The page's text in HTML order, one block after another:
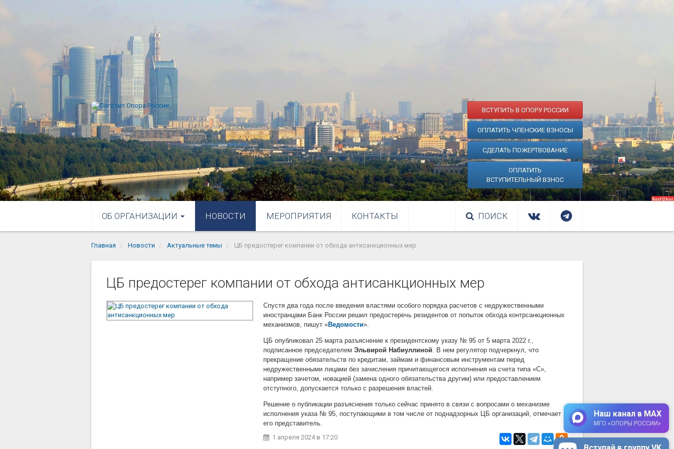
ВСТУПИТЬ В ОПОРУ РОССИИ
ОПЛАТИТЬ ЧЛЕНСКИЕ ВЗНОСЫ
СДЕЛАТЬ ПОЖЕРТВОВАНИЕ
ОПЛАТИТЬ
ВСТУПИТЕЛЬНЫЙ ВЗНОС
ОБ ОРГАНИЗАЦИИ НОВОСТИ МЕРОПРИЯТИЯ КОНТАКТЫ ПОИСК
Главная Новости Актуальные темы ЦБ предостерег компании от обхода антисанкционных мер
ЦБ предостерег компании от обхода антисанкционных мер
Спустя два года после введения властями особого порядка расчетов с недружественными
иностранцами Банк России решил предостеречь резидентов от попыток обхода контрсанкционных
механизмов, пишут «Ведомости».
ЦБ опубликовал 25 марта разъяснение к президентскому указу № 95 от 5 марта 2022 г.,
подписанное председателемЭльвирой Набиуллиной . В нем регулятор подчеркнул, что
прекращение обязательств по кредитам, займам и финансовым инструментам перед
недружественными лицами без зачисления причитающегося исполнения на счета типа «С»,
например зачетом, новацией (замена одного обязательства другим) или предоставлением
отступного, допускается только с разрешения властей.
Решение о публикации разъяснения только сейчас принято в связи с вопросами о механизме
исполнения указа № 95, поступающими в том числе от поднадзорных ЦБ организаций, отмечает
его представитель.
1 апреля 2024в 17:20
Наш канал в MAX
МГО «ОПОРЫ РОССИИ»